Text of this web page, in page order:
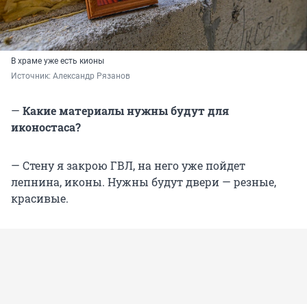
В храме уже есть кионы
Источник: Александр Рязанов
— Какие материалы нужны будут для
иконостаса?
— Стену я закрою ГВЛ, на него уже пойдет
лепнина, иконы. Нужны будут двери — резные,
красивые.